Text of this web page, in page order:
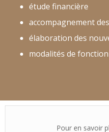
étude financière
accompagnement
élaboration des
modalités de
Pour en savoir